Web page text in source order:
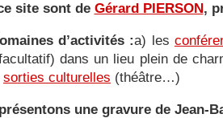
site sont de Gérard PIERSON,
d’activités :a) les
dans un lieu plein de
sorties culturelles (théâtre…)
une gravure de Jean-